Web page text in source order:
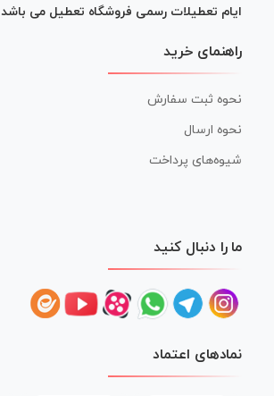
ایام تعطیلات رسمی فروشگاه تعطیل می باشد
راهنمای خرید
نحوه ثبت سفارش
نحوه ارسال
شیوه‌های پرداخت
ما را دنبال کنید
نمادهای اعتماد